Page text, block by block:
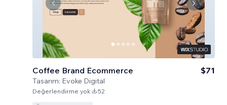
Coffee Brand Ecommerce
Tasarım: Evoke Digital
$71
Değerlendirme yok 52